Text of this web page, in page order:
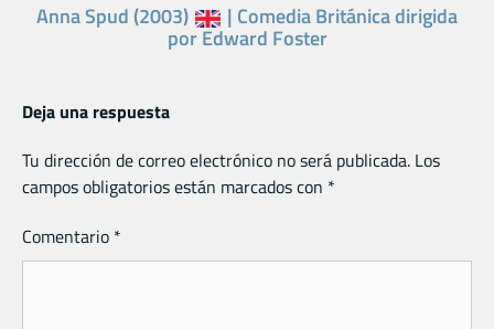
Anna Spud (2003) | Comedia Británica dirigida
por Edward Foster
Deja una respuesta
Tu dirección de correo electrónico no será publicada. Los
campos obligatorios están marcados con *
Comentario *